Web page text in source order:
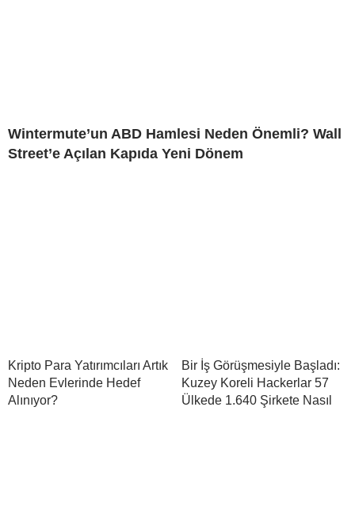
Wintermute’un ABD Hamlesi Neden Önemli? Wall
Street’e Açılan Kapıda Yeni Dönem
Kripto Para Yatırımcıları Artık
Neden Evlerinde Hedef
Alınıyor?
Bir İş Görüşmesiyle Başladı:
Kuzey Koreli Hackerlar 57
Ülkede 1.640 Şirkete Nasıl